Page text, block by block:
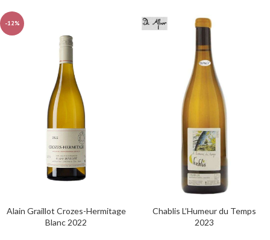
-12%
Alain Graillot Crozes-Hermitage
Blanc 2022
Chablis L’Humeur du Temps
2023